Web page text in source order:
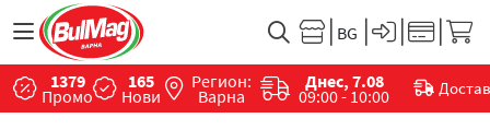
1379
Промо
165
Нови
Регион:
Варна
Днес, 7.08
09:00 - 10:00